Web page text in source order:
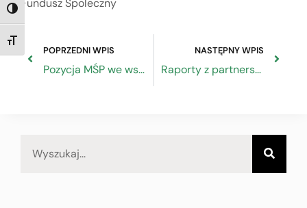
TOGGLE HIGH CONTRAST
TOGGLE FONT SIZE
POPRZEDNI WPIS
Pozycja MŚP we współczesnej Europie
NASTĘPNY WPIS
Raporty z partnerskiego projektu pt. „Ukierunkowani na rozwój”